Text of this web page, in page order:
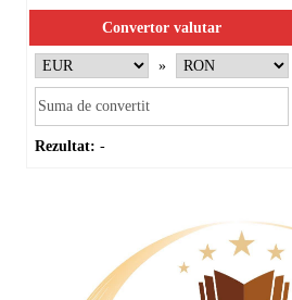
Convertor valutar
»
Rezultat: -